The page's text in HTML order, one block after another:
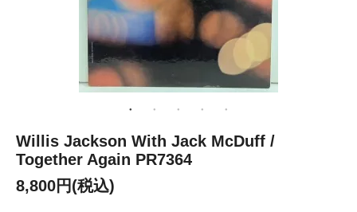
Willis Jackson With Jack McDuff /
Together Again PR7364
8,800円(税込)